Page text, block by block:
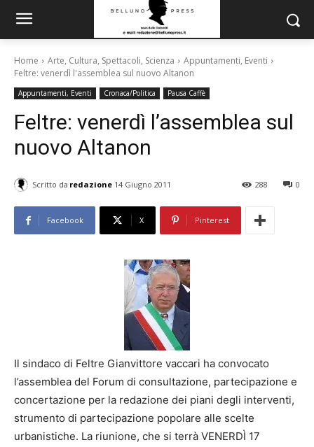
Home Arte, Cultura, Spettacoli, Scienza
Appuntamenti, Eventi
Feltre: venerdì l'assemblea sul nuovo Altanon
Appuntamenti, Eventi Cronaca/Politica Pausa Caffè
Feltre: venerdì l’assemblea sul
nuovo Altanon
Scritto da redazione 14 Giugno 2011 0
288
Facebook X Pinterest
Il sindaco di Feltre Gianvittore vaccari ha convocato
l’assemblea del Forum di consultazione, partecipazione e
concertazione per la redazione dei piani degli interventi,
strumento di partecipazione popolare alle scelte
urbanistiche. La riunione, che si terrà VENERDÌ 17